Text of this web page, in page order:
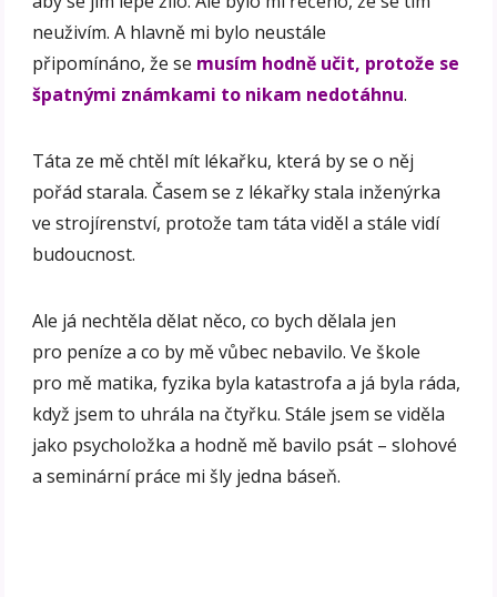
neuživím. A hlavně mi bylo neustále
připomínáno, že se musím hodně učit, protože se
špatnými známkami to nikam nedotáhnu.
Táta ze mě chtěl mít lékařku, která by se o něj
pořád starala. Časem se z lékařky stala inženýrka
ve strojírenství, protože tam táta viděl a stále vidí
budoucnost.
Ale já nechtěla dělat něco, co bych dělala jen
pro peníze a co by mě vůbec nebavilo. Ve škole
pro mě matika, fyzika byla katastrofa a já byla ráda,
když jsem to uhrála na čtyřku. Stále jsem se viděla
jako psycholožka a hodně mě bavilo psát – slohové
a seminární práce mi šly jedna báseň.